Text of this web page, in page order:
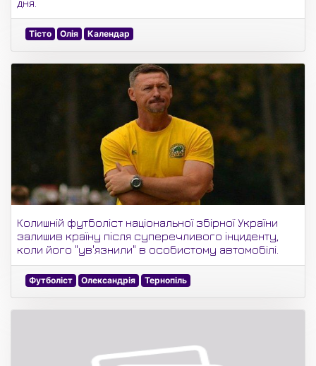
дня.
Тісто Олія Календар
Колишній футболіст національної збірної України
залишив країну після суперечливого інциденту,
коли його "ув'язнили" в особистому автомобілі.
Футболіст Олександрія Тернопіль